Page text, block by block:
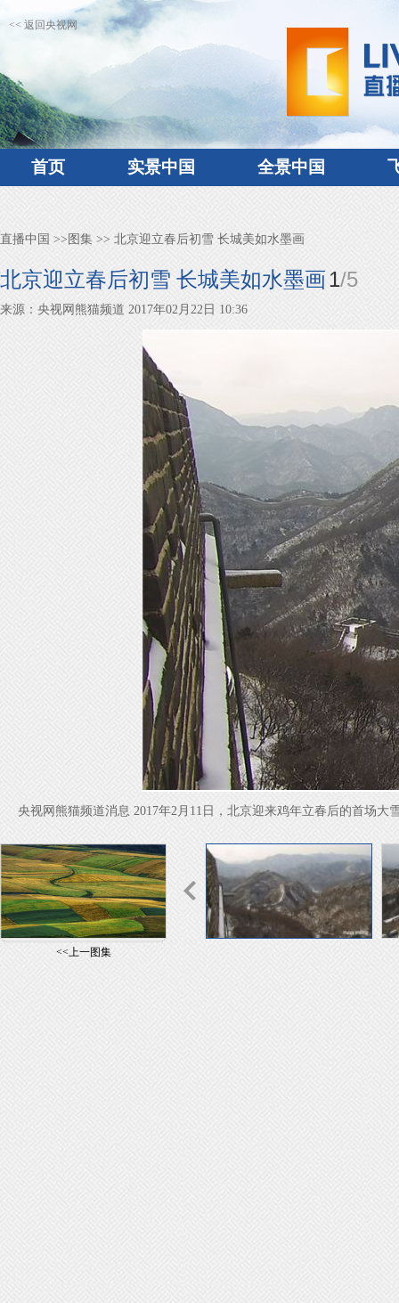
<< 返回央视网
首页 实景中国 全景中国
直播中国 >> 图集 >> 北京迎立春后初雪 长城美如水墨画
北京迎立春后初雪 长城美如水墨画1/5
来源：央视网熊猫频道 2017年02月22日 10:36
央视网熊猫频道消息 2017年2月11日，北京迎来鸡年立春后的首场
<<上一图集